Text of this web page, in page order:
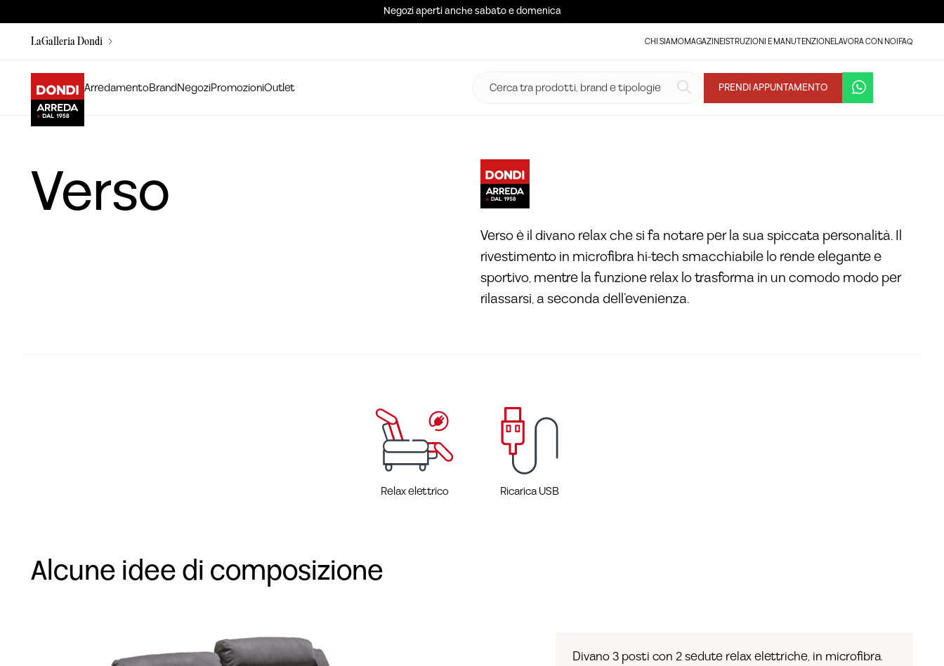
Negozi aperti anche sabato e domenica
LaGalleria Dondi CHI SIAMOMAGAZINEISTRUZIONI E MANUTENZIONELAVORA CON NOIFAQ
ArredamentoBrandNegoziPromozioniOutlet PRENDI APPUNTAMENTO
Verso
Verso è il divano relax che si fa notare per la sua spiccata personalità. Il
rivestimento in microfibra hi-tech smacchiabile lo rende elegante e
sportivo, mentre la funzione relax lo trasforma in un comodo modo per
rilassarsi, a seconda dell’evenienza.
Relax elettrico Ricarica USB
Alcune idee di composizione
Divano 3 posti con 2 sedute relax elettriche, in microfibra.